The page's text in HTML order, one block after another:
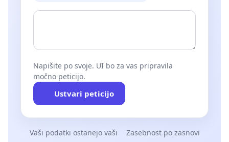
Napišite po svoje. UI bo za vas pripravila
močno peticijo.
Ustvari peticijo
Vaši podatki ostanejo vaši Zasebnost po zasnovi